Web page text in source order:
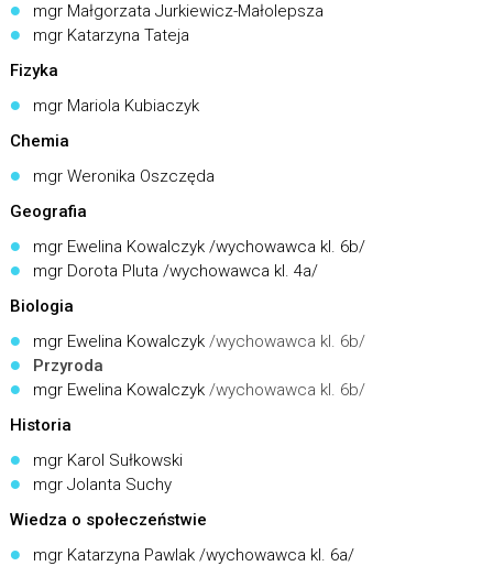
mgr Małgorzata Jurkiewicz-Małolepsza
mgr Katarzyna Tateja
Fizyka
mgr Mariola Kubiaczyk
Chemia
mgr Weronika Oszczęda
Geografia
mgr Ewelina Kowalczyk /wychowawca kl. 6b/
mgr Dorota Pluta /wychowawca kl. 4a/
Biologia
mgr Ewelina Kowalczyk/wychowawca kl. 6b/
Przyroda
mgr Ewelina Kowalczyk/wychowawca kl. 6b/
Historia
mgr Karol Sułkowski
mgr Jolanta Suchy
Wiedza o społeczeństwie
mgr Katarzyna Pawlak /wychowawca kl. 6a/